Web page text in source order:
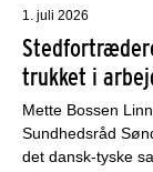
1. juli 2026
trukket i
Mette Bossen
Sundhedsråd
det dansk-tyske